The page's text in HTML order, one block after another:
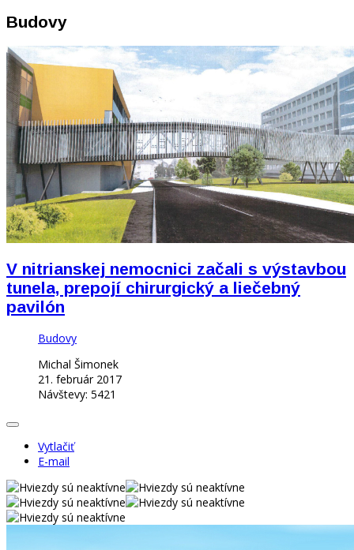
Budovy
V nitrianskej nemocnici začali s výstavbou
tunela, prepojí chirurgický a liečebný
pavilón
Budovy
Michal Šimonek
21. február 2017
Návštevy: 5421
Vytlačiť
E-mail